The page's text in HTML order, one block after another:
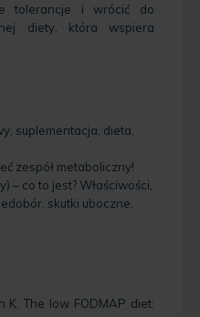
tolerancje i wrócić do
diety, która wspiera
suplementacja, dieta,
zespół metaboliczny!
– co to jest? Właściwości,
skutki uboczne,
K. The low FODMAP diet: